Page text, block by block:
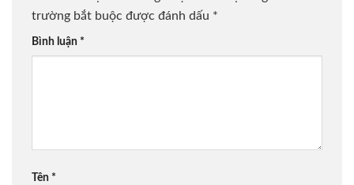
trường bắt buộc được đánh dấu *
Bình luận *
Tên *